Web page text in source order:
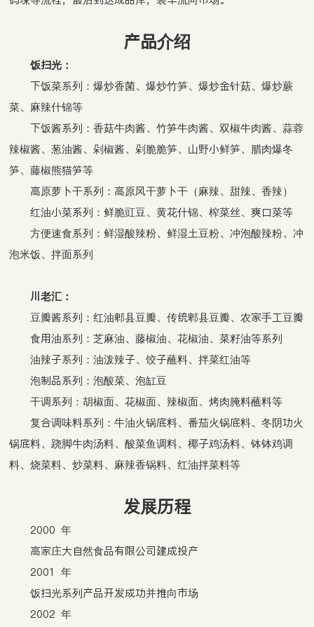
产品介绍
饭扫光：
下饭菜系列：爆炒香菌、爆炒竹笋、爆炒金针菇、爆炒蕨
菜、麻辣什锦等
下饭酱系列：香菇牛肉酱、竹笋牛肉酱、双椒牛肉酱、蒜蓉
辣椒酱、葱油酱、剁椒酱、剁脆脆笋、山野小鲜笋、腊肉爆冬
笋、藤椒熊猫笋等
高原萝卜干系列：高原风干萝卜干（麻辣、甜辣、香辣）
红油小菜系列：鲜脆豇豆、黄花什锦、榨菜丝、爽口菜等
方便速食系列：鲜湿酸辣粉、鲜湿土豆粉、冲泡酸辣粉、冲
泡米饭、拌面系列
川老汇：
豆瓣酱系列：红油郫县豆瓣、传统郫县豆瓣、农家手工豆瓣
食用油系列：芝麻油、藤椒油、花椒油、菜籽油等系列
油辣子系列：油泼辣子、饺子蘸料、拌菜红油等
泡制品系列：泡酸菜、泡缸豆
干调系列：胡椒面、花椒面、辣椒面、烤肉腌料蘸料等
复合调味料系列：牛油火锅底料、番茄火锅底料、冬阴功火
锅底料、跷脚牛肉汤料、酸菜鱼调料、椰子鸡汤料、钵钵鸡调
料、烧菜料、炒菜料、麻辣香锅料、红油拌菜料等
发展历程
2000 年
高家庄大自然食品有限公司建成投产
2001 年
饭扫光系列产品开发成功并推向市场
2002 年